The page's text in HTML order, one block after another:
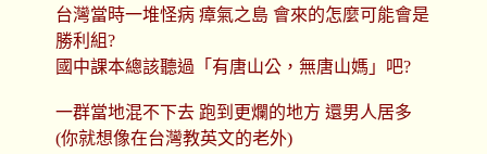
台灣當時一堆怪病 瘴氣之島 會來的怎麼可能會是
勝利組?
國中課本總該聽過「有唐山公，無唐山媽」吧?
一群當地混不下去 跑到更爛的地方 還男人居多
(你就想像在台灣教英文的老外)